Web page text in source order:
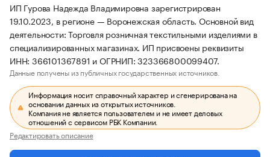
ИП Гурова Надежда Владимировна зарегистрирован
19.10.2023, в регионе — Воронежская область. Основной вид
деятельности: Торговля розничная текстильными изделиями в
специализированных магазинах. ИП присвоены реквизиты
ИНН: 366101367891 и ОГРНИП: 323366800099407.
Данные получены из публичных государственных источников.
Информация носит справочный характер и сгенерирована на
основании данных из открытых источников.
Компания не является пользователем и не имеет деловых
отношений с сервисом РБК Компании.
Редактировать описание